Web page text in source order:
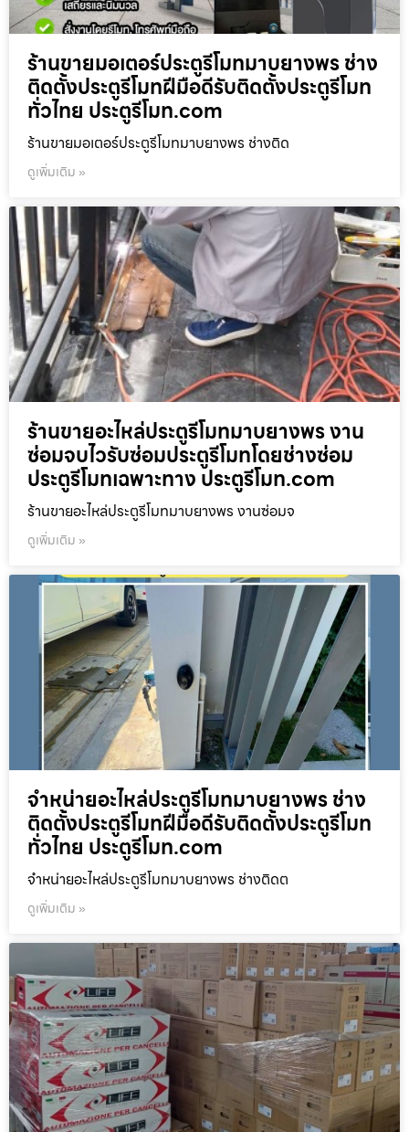
ร้านขายมอเตอร์ประตูรีโมทมาบยางพร ช่าง
ติดตั้งประตูรีโมทฝีมือดีรับติดตั้งประตูรีโมท
ทั่วไทย ประตูรีโมท.com
ร้านขายมอเตอร์ประตูรีโมทมาบยางพร ช่างติด
ดูเพิ่มเติม »
ร้านขายอะไหล่ประตูรีโมทมาบยางพร งาน
ซ่อมจบไวรับซ่อมประตูรีโมทโดยช่างซ่อม
ประตูรีโมทเฉพาะทาง ประตูรีโมท.com
ร้านขายอะไหล่ประตูรีโมทมาบยางพร งานซ่อมจ
ดูเพิ่มเติม »
จำหน่ายอะไหล่ประตูรีโมทมาบยางพร ช่าง
ติดตั้งประตูรีโมทฝีมือดีรับติดตั้งประตูรีโมท
ทั่วไทย ประตูรีโมท.com
จำหน่ายอะไหล่ประตูรีโมทมาบยางพร ช่างติดต
ดูเพิ่มเติม »